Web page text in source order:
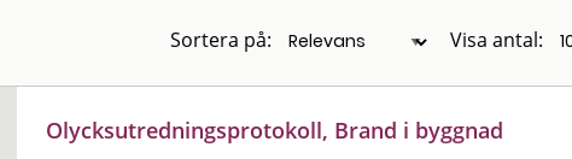
Sortera på: Visa antal:
Olycksutredningsprotokoll, Brand i byggnad